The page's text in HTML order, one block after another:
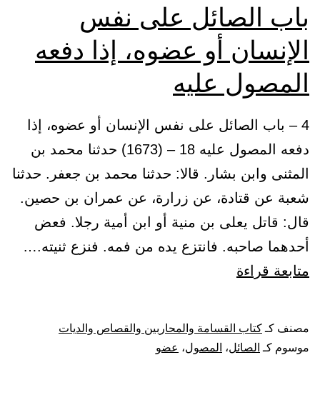
باب الصائل على نفس
الإنسان أو عضوه، إذا دفعه
المصول عليه
4 – باب الصائل على نفس الإنسان أو عضوه، إذا
دفعه المصول عليه 18 – (1673) حدثنا محمد بن
المثنى وابن بشار. قالا: حدثنا محمد بن جعفر. حدثنا
شعبة عن قتادة، عن زرارة، عن عمران بن حصين.
قال: قاتل يعلى بن منية أو ابن أمية رجلا. فعض
أحدهما صاحبه. فانتزع يده من فمه. فنزع ثنيته.…
متابعة قراءة
على
نفس
مصنف كـكتاب القسامة والمحاربين والقصاص والديات
موسوم كـ الصائل، المصول، عضو